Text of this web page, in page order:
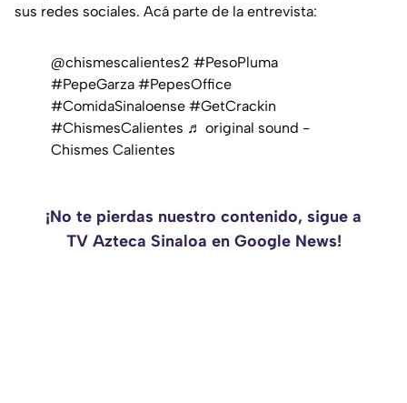
sus redes sociales. Acá parte de la entrevista:
@chismescalientes2 #PesoPluma
#PepeGarza #PepesOffice
#ComidaSinaloense #GetCrackin
#ChismesCalientes ♬ original sound -
Chismes Calientes
¡No te pierdas nuestro contenido, sigue a
TV Azteca Sinaloa en Google News!